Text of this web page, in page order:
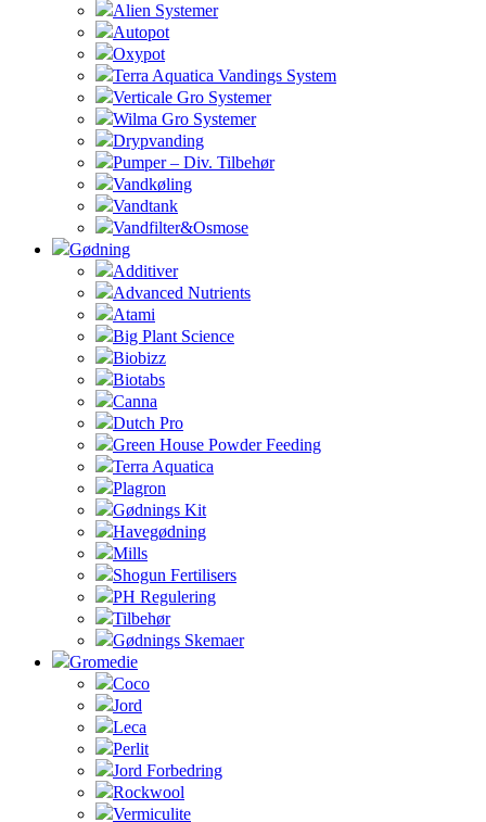
Alien Systemer
Autopot
Oxypot
Terra Aquatica Vandings System
Verticale Gro Systemer
Wilma Gro Systemer
Drypvanding
Pumper – Div. Tilbehør
Vandkøling
Vandtank
Vandfilter&Osmose
Gødning
Additiver
Advanced Nutrients
Atami
Big Plant Science
Biobizz
Biotabs
Canna
Dutch Pro
Green House Powder Feeding
Terra Aquatica
Plagron
Gødnings Kit
Havegødning
Mills
Shogun Fertilisers
PH Regulering
Tilbehør
Gødnings Skemaer
Gromedie
Coco
Jord
Leca
Perlit
Jord Forbedring
Rockwool
Vermiculite